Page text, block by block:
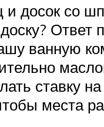
и досок со
Ответ
ванную
ставку
места